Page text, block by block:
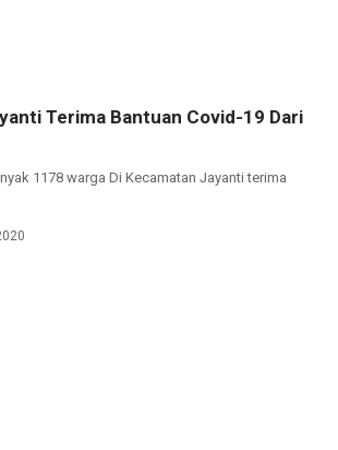
Terima Bantuan Covid-19 Dari
1178 warga Di Kecamatan Jayanti terima